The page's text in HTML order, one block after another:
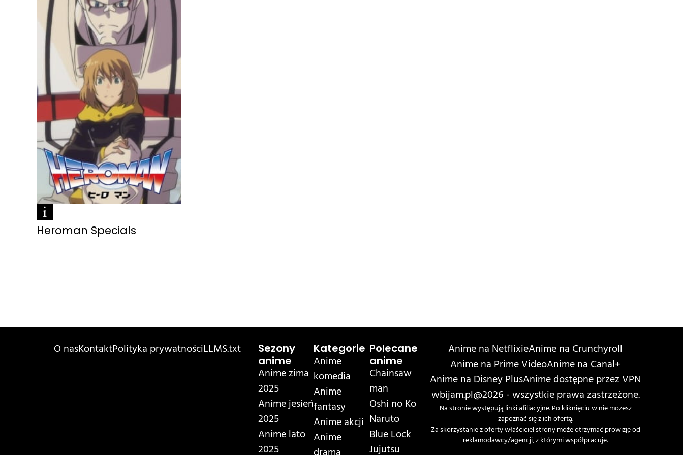
Heroman Specials
O nasKontaktPolityka prywatnościLLMS.txt
Sezony
anime
Anime zima
2025
Anime jesień
2025
Anime lato
2025
Kategorie
Anime
komedia
Anime
fantasy
Anime akcji
Anime
Polecane
anime
Chainsaw
man
Oshi no Ko
Naruto
Blue Lock
Jujutsu
Anime na NetflixieAnime na Crunchyroll
Anime na Prime VideoAnime na Canal+
Anime na Disney PlusAnime dostępne przez VPN
wbijam.pl@2026 - wszystkie prawa zastrzeżone.
Na stronie występują linki afiliacyjne. Po kliknięciu w nie możesz
zapoznać się z ich ofertą.
Za skorzystanie z oferty właściciel strony może otrzymać prowizję od
reklamodawcy/agencji, z którymi współpracuje.